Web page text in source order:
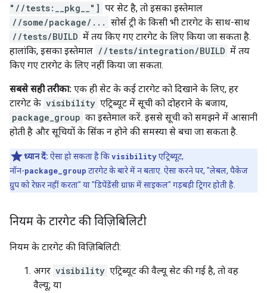
"//tests:__pkg__"] पर सेट है, तो इसका इस्तेमाल
//some/package/... सोर्स ट्री के किसी भी टारगेट के साथ-साथ
//tests/BUILD में तय किए गए टारगेट के लिए किया जा सकता है.
हालांकि, इसका इस्तेमाल //tests/integration/BUILD में तय
किए गए टारगेट के लिए नहीं किया जा सकता.
सबसे सही तरीका: एक ही सेट के कई टारगेट को दिखाने के लिए, हर
टारगेट के visibility एट्रिब्यूट में सूची को दोहराने के बजाय,
package_group का इस्तेमाल करें. इससे सूची को समझने में आसानी
होती है और सूचियों के सिंक न होने की समस्या से बचा जा सकता है.
ध्यान दें: ऐसा हो सकता है किvisibilityएट्रिब्यूट,
नॉन-package_group टारगेट के बारे में न बताए. ऐसा करने पर, "लेबल, पैकेज
ग्रुप को रेफ़र नहीं करता" या "डिपेंडेंसी ग्राफ़ में साइकल" गड़बड़ी ट्रिगर होती है.
नियम के टारगेट की विज़िबिलिटी
नियम के टारगेट की विज़िबिलिटी:
अगर visibility एट्रिब्यूट की वैल्यू सेट की गई है, तो वह
वैल्यू; या